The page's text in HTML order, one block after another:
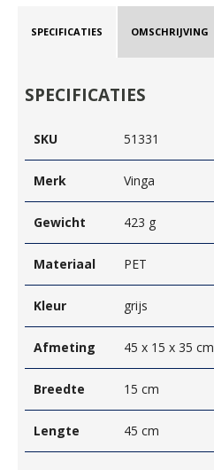
SPECIFICATIES OMSCHRIJVING
SPECIFICATIES
SKU 51331
Merk Vinga
Gewicht 423 g
Materiaal PET
Kleur grijs
Afmeting 45 x 15 x 35 cm
Breedte 15 cm
Lengte 45 cm